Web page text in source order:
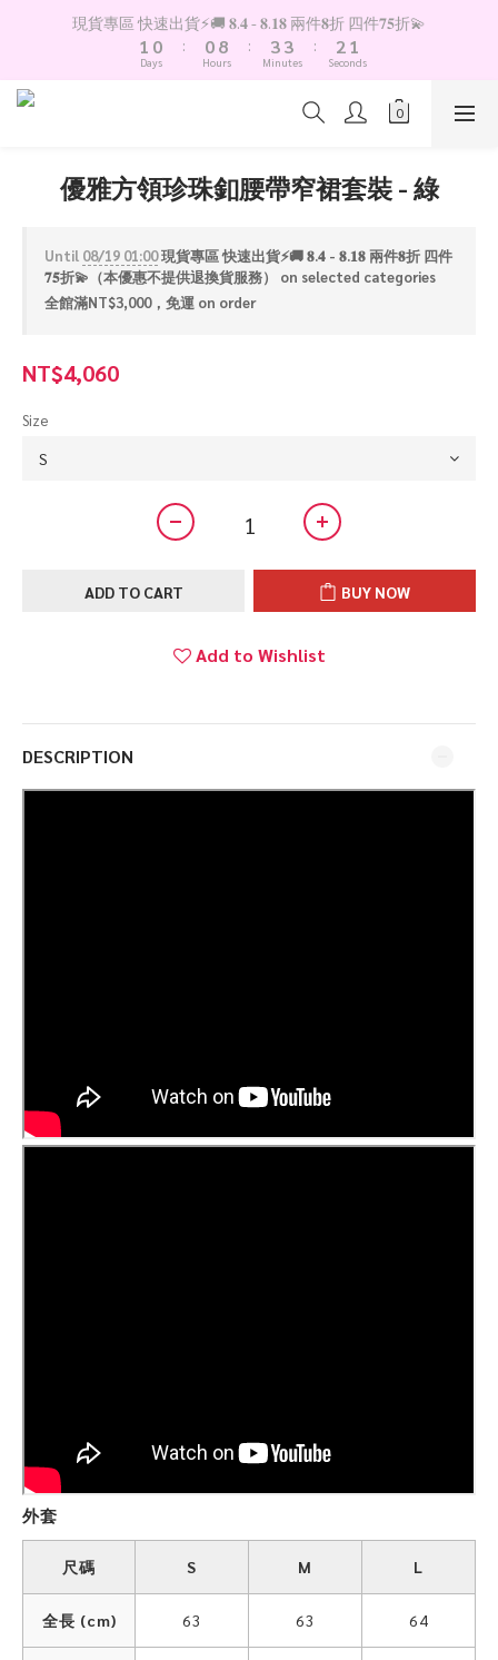
現貨專區 快速出貨⚡️🚚 𝟖.𝟒 - 𝟖.𝟏𝟖 兩件𝟖折 四件𝟕𝟓折💫
2
1
0
1
0
Days
:
1
0
9
8
7
2
Hours
:
4
3
2
4
3
2
Minutes
:
3
2
1
2
1
0
Seconds
優雅方領珍珠釦腰帶窄裙套裝 - 綠
Until 08/19 01:00現貨專區 快速出貨⚡️🚚 𝟖.𝟒 - 𝟖.𝟏𝟖 兩件𝟖折 四件
𝟕𝟓折💫（本優惠不提供退換貨服務） on selected categories
全館滿NT$3,000，免運 on order
NT$4,060
Size
ADD TO CART BUY NOW
Add to Wishlist
DESCRIPTION
外套
尺碼 S M L
全長 (cm) 63 63 64